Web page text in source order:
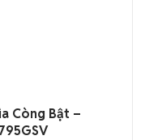
Còng Bật –